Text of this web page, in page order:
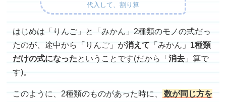
代入して、割り算
はじめは「りんご」と「みかん」2種類のモノの式だっ
たのが、途中から「りんご」が消えて 「みかん」 1種類
だけの式になったということです(だから「消去」算で
す)。
このように、2種類のものがあった時に、
数が同じ方を